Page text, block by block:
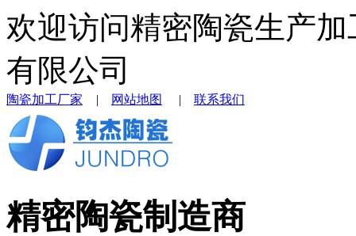
欢迎访问精密陶瓷生产
有限公司
陶瓷加工厂家 | 网站地图 | 联系我们
精密陶瓷制造商